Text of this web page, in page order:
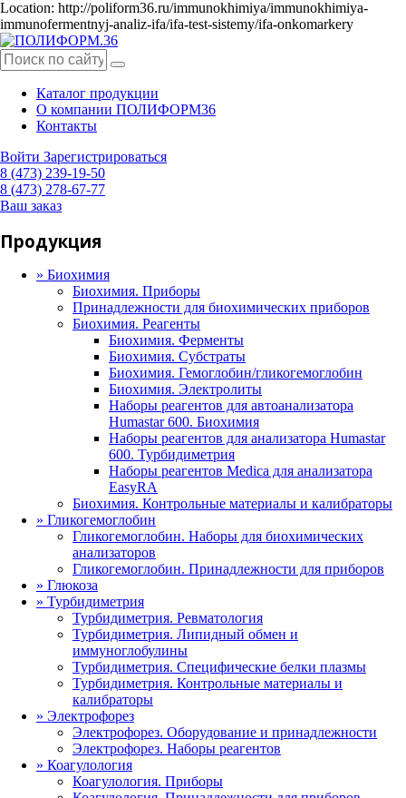
Location: http://poliform36.ru/immunokhimiya/immunokhimiya-
immunofermentnyj-analiz-ifa/ifa-test-sistemy/ifa-onkomarkery
Каталог продукции
О компании ПОЛИФОРМ36
Контакты
Войти Зарегистрироваться
8 (473) 239-19-50
8 (473) 278-67-77
Ваш заказ
Продукция
» Биохимия
Биохимия. Приборы
Принадлежности для биохимических приборов
Биохимия. Реагенты
Биохимия. Ферменты
Биохимия. Субстраты
Биохимия. Гемоглобин/гликогемоглобин
Биохимия. Электролиты
Наборы реагентов для автоанализатора
Humastar 600. Биохимия
Наборы реагентов для анализатора Humastar
600. Турбидиметрия
Наборы реагентов Medica для анализатора
EasyRA
Биохимия. Контрольные материалы и калибраторы
» Гликогемоглобин
Гликогемоглобин. Наборы для биохимических
анализаторов
Гликогемоглобин. Принадлежности для приборов
» Глюкоза
» Турбидиметрия
Турбидиметрия. Ревматология
Турбидиметрия. Липидный обмен и
иммуноглобулины
Турбидиметрия. Специфические белки плазмы
Турбидиметрия. Контрольные материалы и
калибраторы
» Электрофорез
Электрофорез. Оборудование и принадлежности
Электрофорез. Наборы реагентов
» Коагулология
Коагулология. Приборы